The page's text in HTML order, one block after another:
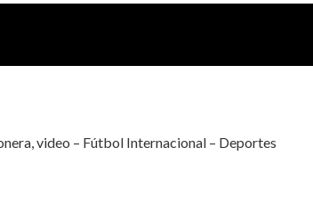
video – Fútbol Internacional – Deportes